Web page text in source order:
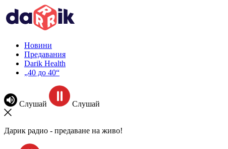
Новини
Предавания
Darik Health
„40 до 40“
Слушай Слушай
Дарик радио - предаване на живо!